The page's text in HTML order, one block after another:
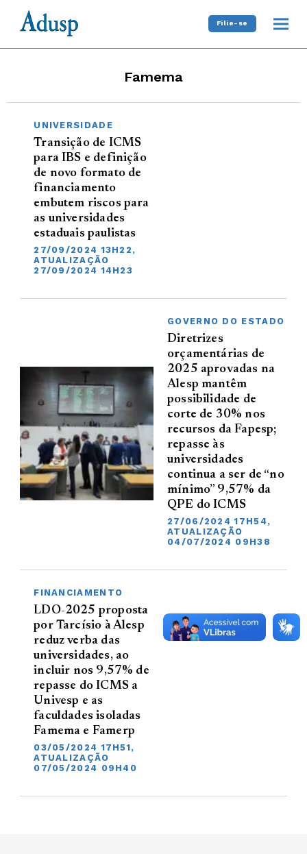
Filie-se
Famema
UNIVERSIDADE
Transição de ICMS
para IBS e definição
de novo formato de
financiamento
embutem riscos para
as universidades
estaduais paulistas
27/09/2024 13H22,
ATUALIZAÇÃO
27/09/2024 14H23
GOVERNO DO ESTADO
Diretrizes
orçamentárias de
2025 aprovadas na
Alesp mantêm
possibilidade de
corte de 30% nos
recursos da Fapesp;
repasse às
universidades
continua a ser de “no
mínimo” 9,57% da
QPE do ICMS
27/06/2024 17H54,
ATUALIZAÇÃO
04/07/2024 09H38
FINANCIAMENTO
LDO-2025 proposta
por Tarcísio à Alesp
reduz verba das
universidades, ao
incluir nos 9,57% de
repasse do ICMS a
Univesp e as
faculdades isoladas
Famema e Famerp
03/05/2024 17H51,
ATUALIZAÇÃO
07/05/2024 09H40